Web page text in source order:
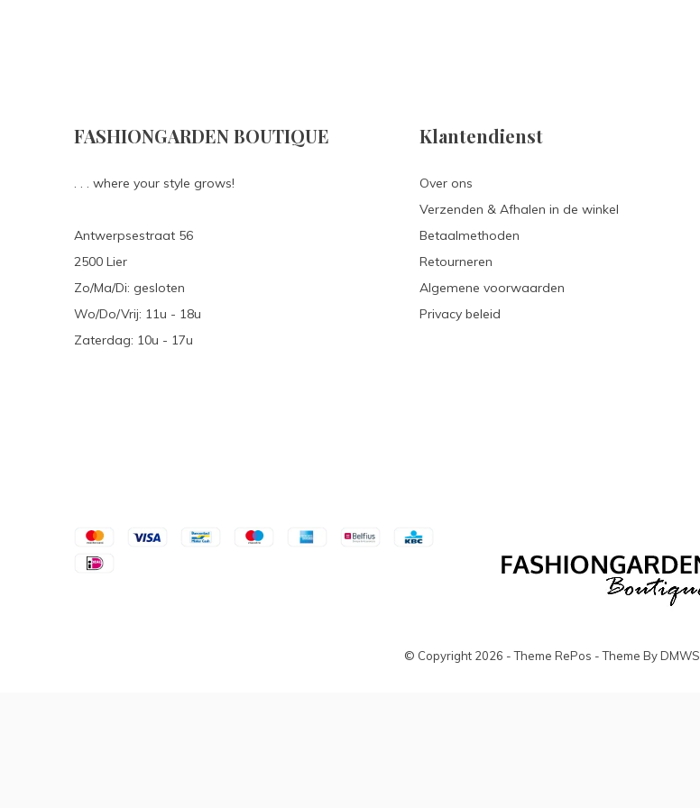
FASHIONGARDEN BOUTIQUE
. . . where your style grows!
Antwerpsestraat 56
2500 Lier
Zo/Ma/Di: gesloten
Wo/Do/Vrij: 11u - 18u
Zaterdag: 10u - 17u
Klantendienst
Over ons
Verzenden & Afhalen in de winkel
Betaalmethoden
Retourneren
Algemene voorwaarden
Privacy beleid
© Copyright 2026 - Theme RePos - Theme ByDMWS